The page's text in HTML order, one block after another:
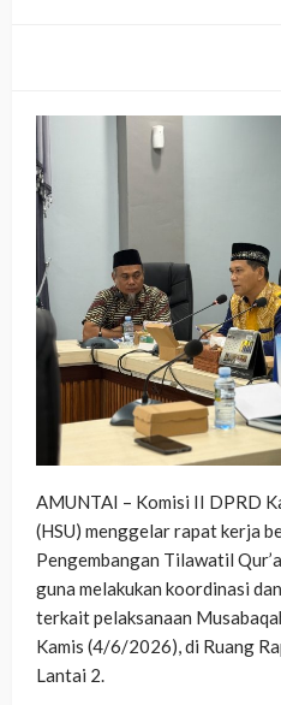
AMUNTAI – Komisi II DPRD
(HSU) menggelar rapat kerja
Pengembangan Tilawatil
guna melakukan koordinasi
terkait pelaksanaan
Kamis (4/6/2026), di Ruang
Lantai 2.